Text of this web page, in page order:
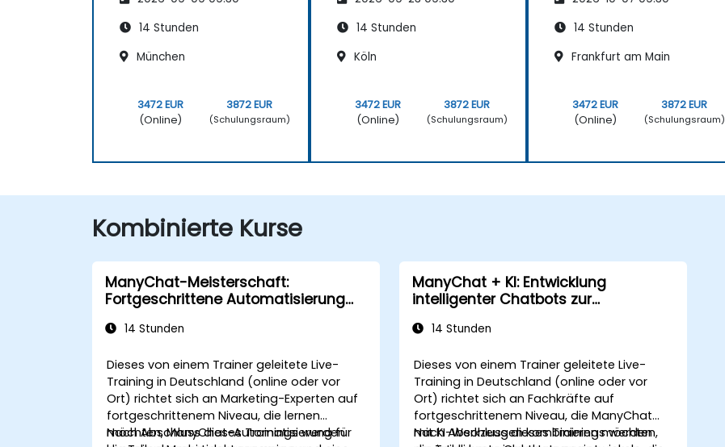
n
14 Stunden
München
3472 EUR
(Online)
3872 EUR
(Schulungsraum)
n
14 Stunden
Köln
3472 EUR
(Online)
3872 EUR
(Schulungsraum)
n
14 Stunden
Frankfurt am Main
3472 EUR
(Online)
3872 EUR
(Schulungsraum)
Kombinierte Kurse
ManyChat-Meisterschaft:
Fortgeschrittene Automatisierung
14 Stunden
Dieses von einem Trainer geleitete Live-
Training in Deutschland (online oder vor
Ort) richtet sich an Marketing-Experten auf
fortgeschrittenem Niveau, die lernen
möchten, ManyChat-Automatisierung für
Nach Abschluss dieses Trainings werden
ManyChat + KI: Entwicklung
intelligenter Chatbots zur
14 Stunden
Dieses von einem Trainer geleitete Live-
Training in Deutschland (online oder vor
Ort) richtet sich an Fachkräfte auf
fortgeschrittenem Niveau, die ManyChat
mit KI-Werkzeugen kombinieren möchten,
Nach Abschluss dieses Trainings werden